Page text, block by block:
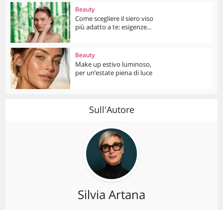
Beauty
Come scegliere il siero viso
più adatto a te: esigenze...
Beauty
Make up estivo luminoso,
per un’estate piena di luce
Sull'Autore
Silvia Artana